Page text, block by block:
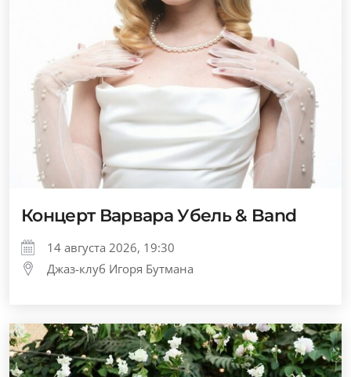
Концерт Варвара Убель & Band
14 августа 2026, 19:30
Джаз-клуб Игоря Бутмана